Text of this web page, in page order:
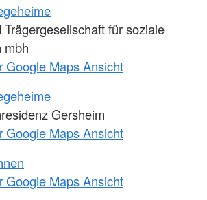
für soziale
mbh
Google Maps Ansicht
Gersheim
Google Maps Ansicht
Google Maps Ansicht